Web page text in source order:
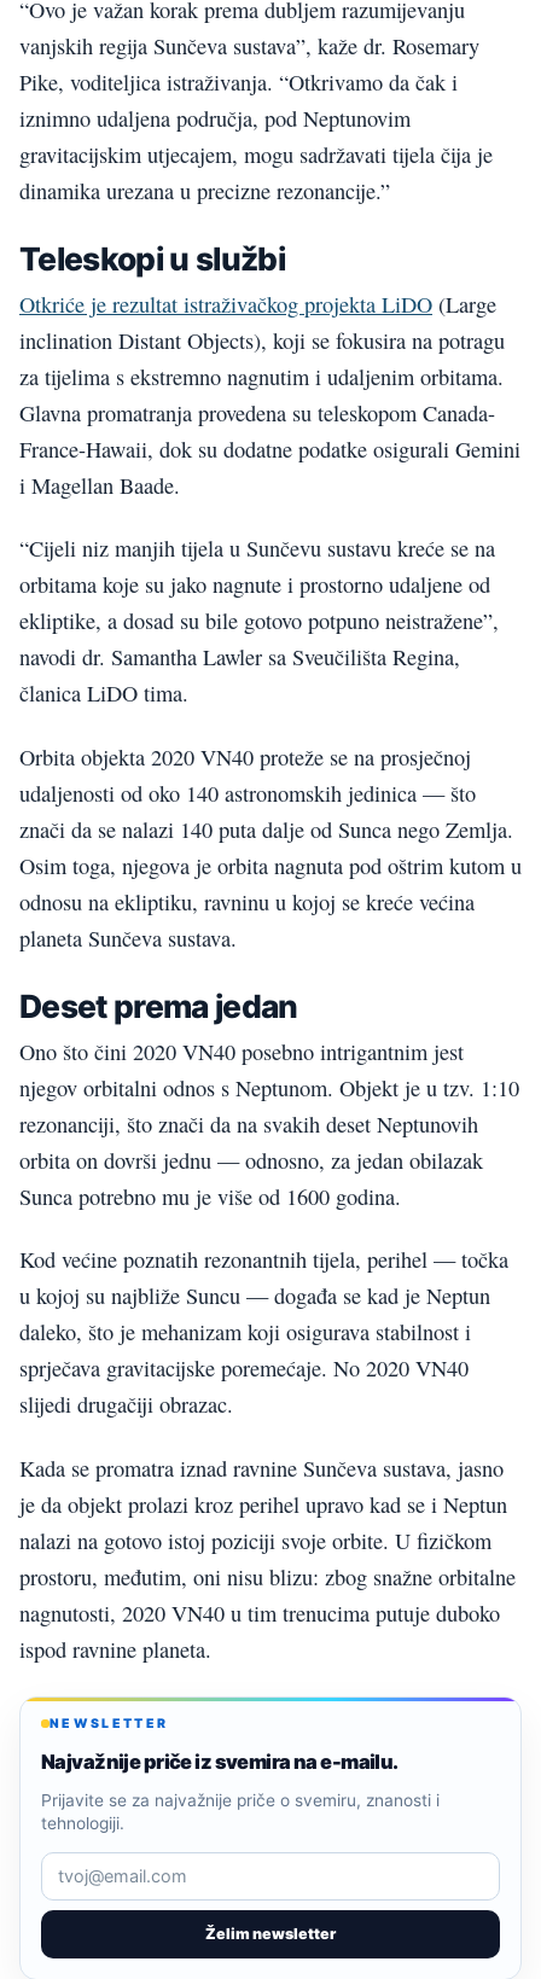
“Ovo je važan korak prema dubljem razumijevanju
vanjskih regija Sunčeva sustava”, kaže dr. Rosemary
Pike, voditeljica istraživanja. “Otkrivamo da čak i
iznimno udaljena područja, pod Neptunovim
gravitacijskim utjecajem, mogu sadržavati tijela čija je
dinamika urezana u precizne rezonancije.”
Teleskopi u službi
Otkriće je rezultat istraživačkog projekta LiDO (Large
inclination Distant Objects), koji se fokusira na potragu
za tijelima s ekstremno nagnutim i udaljenim orbitama.
Glavna promatranja provedena su teleskopom Canada-
France-Hawaii, dok su dodatne podatke osigurali Gemini
i Magellan Baade.
“Cijeli niz manjih tijela u Sunčevu sustavu kreće se na
orbitama koje su jako nagnute i prostorno udaljene od
ekliptike, a dosad su bile gotovo potpuno neistražene”,
navodi dr. Samantha Lawler sa Sveučilišta Regina,
članica LiDO tima.
Orbita objekta 2020 VN40 proteže se na prosječnoj
udaljenosti od oko 140 astronomskih jedinica — što
znači da se nalazi 140 puta dalje od Sunca nego Zemlja.
Osim toga, njegova je orbita nagnuta pod oštrim kutom u
odnosu na ekliptiku, ravninu u kojoj se kreće većina
planeta Sunčeva sustava.
Deset prema jedan
Ono što čini 2020 VN40 posebno intrigantnim jest
njegov orbitalni odnos s Neptunom. Objekt je u tzv. 1:10
rezonanciji, što znači da na svakih deset Neptunovih
orbita on dovrši jednu — odnosno, za jedan obilazak
Sunca potrebno mu je više od 1600 godina.
Kod većine poznatih rezonantnih tijela, perihel — točka
u kojoj su najbliže Suncu — događa se kad je Neptun
daleko, što je mehanizam koji osigurava stabilnost i
sprječava gravitacijske poremećaje. No 2020 VN40
slijedi drugačiji obrazac.
Kada se promatra iznad ravnine Sunčeva sustava, jasno
je da objekt prolazi kroz perihel upravo kad se i Neptun
nalazi na gotovo istoj poziciji svoje orbite. U fizičkom
prostoru, međutim, oni nisu blizu: zbog snažne orbitalne
nagnutosti, 2020 VN40 u tim trenucima putuje duboko
ispod ravnine planeta.
NEWSLETTER
Najvažnije priče iz svemira na e-mailu.
Želim newsletter
Prijavite se za najvažnije priče o svemiru, znanosti i
tehnologiji.